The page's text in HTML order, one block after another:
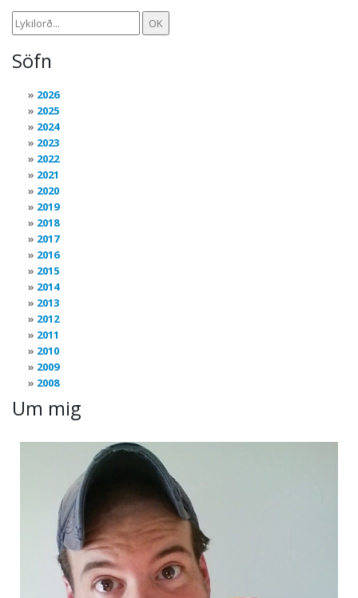
Söfn
2026
2025
2024
2023
2022
2021
2020
2019
2018
2017
2016
2015
2014
2013
2012
2011
2010
2009
2008
Um mig